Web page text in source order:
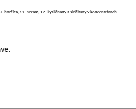
horčica, 11- sezam, 12- kysličnany a siričitany v koncentrátoch